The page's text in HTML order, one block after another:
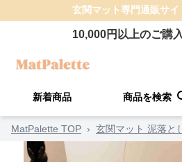
玄関マット専門通販サイ
10,000円以上のご購
新着商品 商品を検索
MatPalette TOP › 玄関マット 泥落と